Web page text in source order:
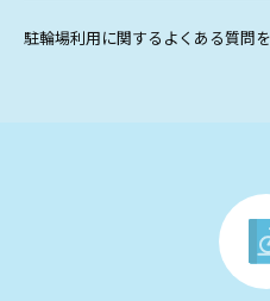
駐輪場利用に関するよくある質問を